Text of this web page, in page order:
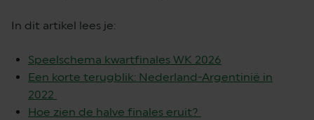
In dit artikel lees je:
Speelschema kwartfinales WK 2026
Een korte terugblik: Nederland-Argentinië in
2022
Hoe zien de halve finales eruit?